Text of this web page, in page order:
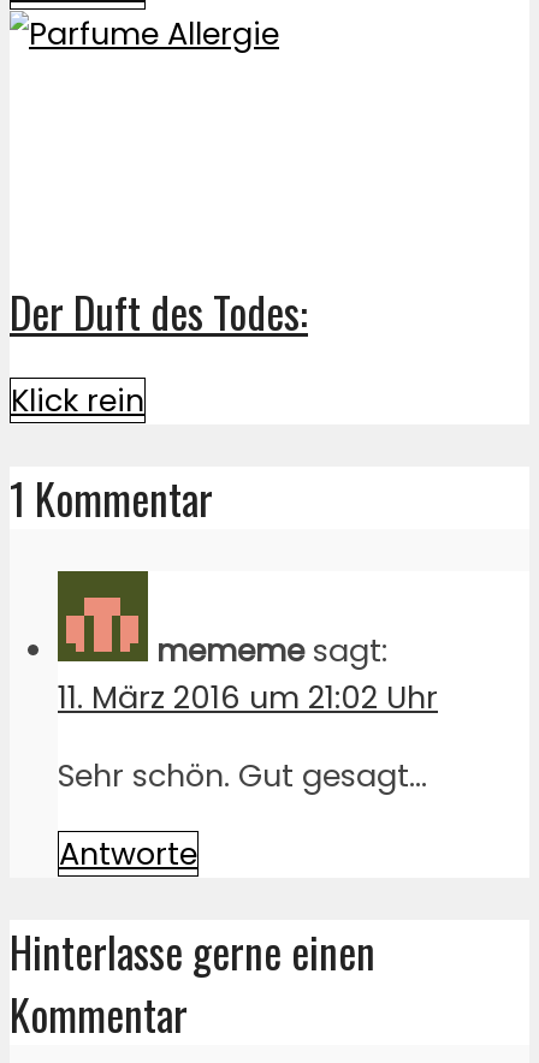
Der Duft des Todes:
Klick rein
1 Kommentar
mememe sagt:
11. März 2016 um 21:02 Uhr
Sehr schön. Gut gesagt…
Antworte
Hinterlasse gerne einen
Kommentar